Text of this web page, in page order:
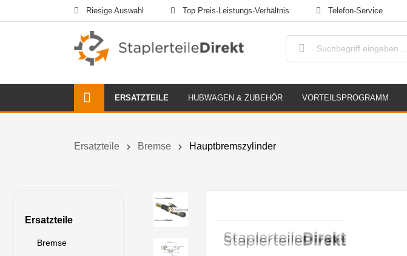
Riesige Auswahl Top Preis-Leistungs-Verhältnis Telefon-Service
ERSATZTEILE HUBWAGEN & ZUBEHÖR VORTEILSPROGRAMM
Ersatzteile Bremse Hauptbremszylinder
Ersatzteile
Bremse